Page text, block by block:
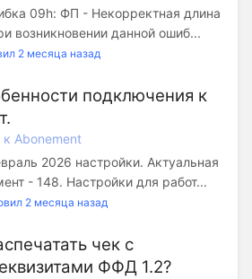
09h: ФП - Некорректная длина
возникновении данной ошиб...
2 месяца назад
подключения к
Abonement
2026 настройки. Актуальная
- 148. Настройки для работ...
2 месяца назад
чек с
ФФД 1.2?